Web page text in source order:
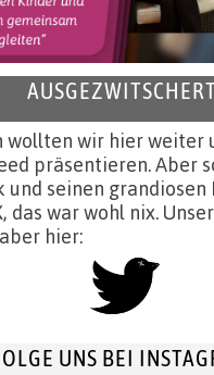
wollten wir hier weiter
präsentieren. Aber
und seinen grandiosen
das war wohl nix.
hier:
UNS BEI